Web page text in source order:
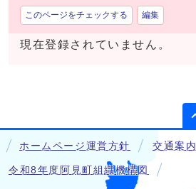
このページをチェックする 編集
現在登録されていません。
ホームページ運営方針 交通案内
令和8年度阿見町組織機構図